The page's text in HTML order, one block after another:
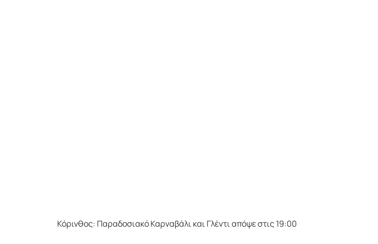
Κόρινθος: Παραδοσιακό Καρναβάλι και Γλέντι απόψε στις 19:00